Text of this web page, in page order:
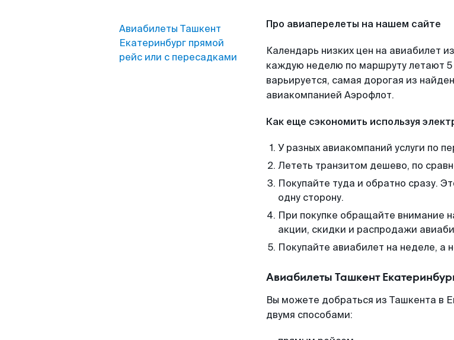
Авиабилеты Ташкент
Екатеринбург прямой
рейс или с пересадками
Про авиаперелеты на нашем сайте
Календарь низких цен на авиабилет
каждую неделю по маршруту летают
варьируется, самая дорогая из
авиакомпанией Аэрофлот.
Как еще сэкономить используя
У разных авиакомпаний услуги по
Лететь транзитом дешево, по
Покупайте туда и обратно сразу.
одну сторону.
При покупке обращайте внимание
акции, скидки и распродажи
Покупайте авиабилет на неделе, а
Авиабилеты Ташкент
Вы можете добраться из Ташкента в
двумя способами: